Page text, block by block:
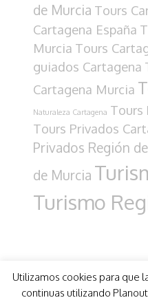
de Murcia Tours
Cartagena España
Murcia Tours
guiados Cartagena
Cartagena Murcia
Naturaleza Cartagena Tours
Tours Privados
Privados Región
de Murcia
Turismo
Utilizamos cookies para que
continuas utilizando